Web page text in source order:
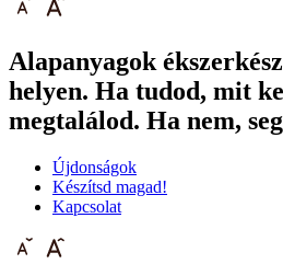
Alapanyagok
helyen. Ha tudod, mit
megtalálod. Ha nem,
Újdonságok
Készítsd magad!
Kapcsolat